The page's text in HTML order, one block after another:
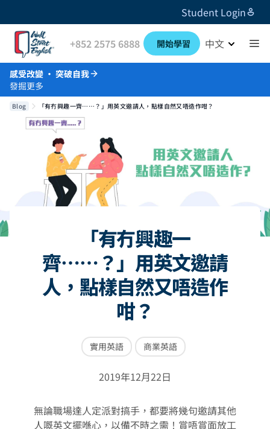
Student Login
+852 2575 6888 開始學習 中文
感受改變 · 突破自我
發掘更多
Blog 「有冇興趣一齊……？」用英文邀請人，點樣自然又唔造作咁？
「有冇興趣一
齊……？」用英文邀請
人，點樣自然又唔造作
咁？
實用英語 商業英語
2019年12月22日
無論職場達人定派對搞手，都要將幾句邀請其他
人嘅英文擺喺心，以備不時之需！賞唔賞面放工